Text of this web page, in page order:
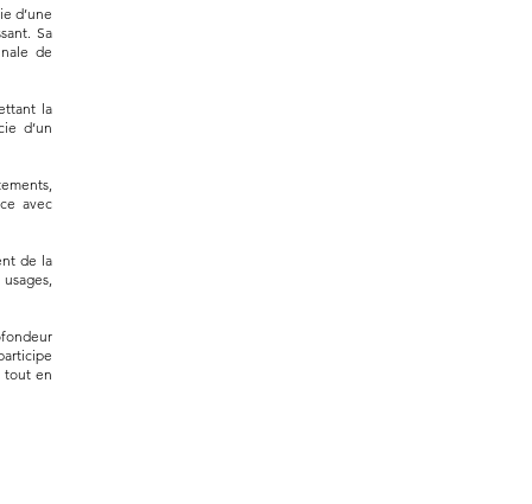
d’une
Sa
de
la
d’un
avec
de la
tout en